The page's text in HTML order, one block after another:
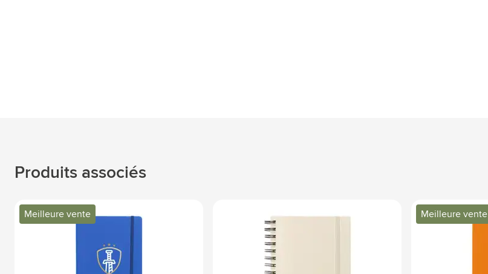
Produits associés
Meilleure vente Meilleure vente